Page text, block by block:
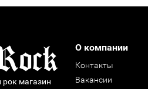
магазин
О компании
Контакты
Вакансии